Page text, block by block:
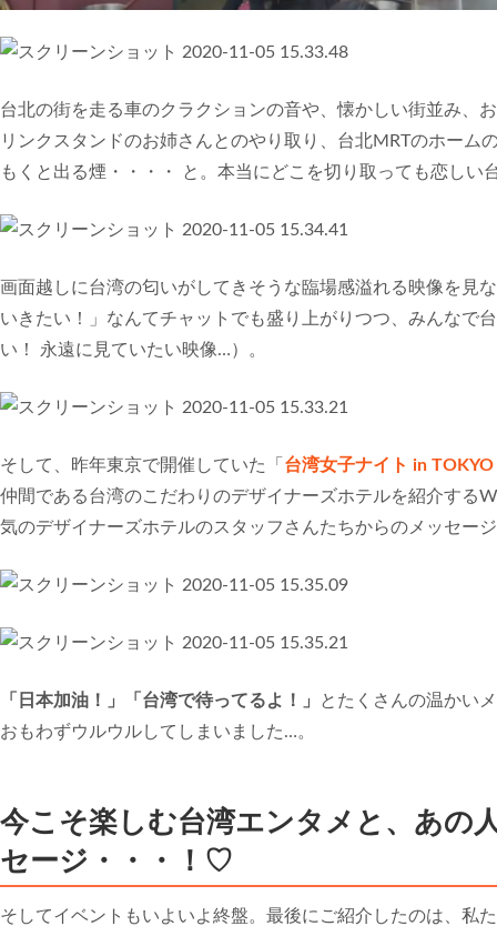
台北の街を走る車のクラクションの音や、懐かしい街並み、
リンクスタンドのお姉さんとのやり取り、台北MRTのホーム
もくと出る煙・・・・ と。本当にどこを切り取っても恋しい
画面越しに台湾の匂いがしてきそうな臨場感溢れる映像を見
いきたい！」なんてチャットでも盛り上がりつつ、みんなで
い！ 永遠に見ていたい映像…）。
そして、昨年東京で開催していた「 台湾女子ナイト in
仲間である台湾のこだわりのデザイナーズホテルを紹介する
気のデザイナーズホテルのスタッフさんたちからのメッセー
「日本加油！」「台湾で待ってるよ！」
とたくさんの温かい
おもわずウルウルしてしまいました…。
今こそ楽しむ台湾エンタメと、あの
セージ・・・！♡
そしてイベントもいよいよ終盤。最後にご紹介したのは、私